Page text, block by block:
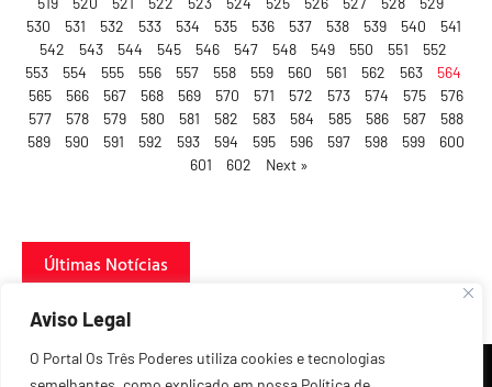
Aviso Legal
O Portal Os Três Poderes utiliza cookies e tecnologias
530
531 532 533 534 535 536 537 538 539 540
541
542
543 544 545 546 547 548 549 550 551
552
553
554 555 556 557 558 559 560 561 562 563
564
565
566 567 568 569 570 571 572 573 574 575
576
577
578 579 580 581 582 583 584 585 586 587
588
589
590 591 592 593 594 595 596 597 598 599
600
601
602 Next »
Últimas Notícias